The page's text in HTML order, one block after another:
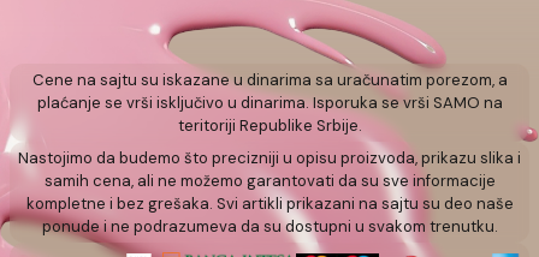
Cene na sajtu su iskazane u dinarima sa uračunatim porezom, a
plaćanje se vrši isključivo u dinarima. Isporuka se vrši SAMO na
teritoriji Republike Srbije.
Nastojimo da budemo što precizniji u opisu proizvoda, prikazu slika i
samih cena, ali ne možemo garantovati da su sve informacije
kompletne i bez grešaka. Svi artikli prikazani na sajtu su deo naše
ponude i ne podrazumeva da su dostupni u svakom trenutku.